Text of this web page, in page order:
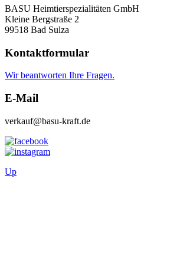
BASU Heimtierspezialitäten GmbH
Kleine Bergstraße 2
99518 Bad Sulza
Kontaktformular
Wir beantworten Ihre Fragen.
E-Mail
verkauf@basu-kraft.de
Up